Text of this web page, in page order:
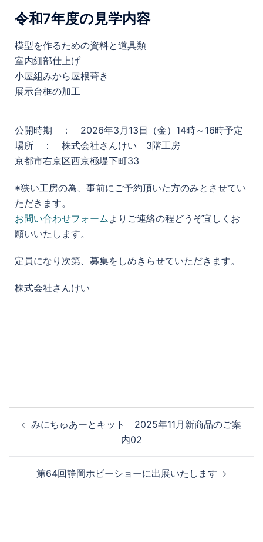
令和7年度の見学内容
模型を作るための資料と道具類
室内細部仕上げ
小屋組みから屋根葺き
展示台框の加工
公開時期 ： 2026年3月13日（金）14時～16時予定
場所 ： 株式会社さんけい 3階工房
京都市右京区西京極堤下町33
※狭い工房の為、事前にご予約頂いた方のみとさせてい
ただきます。
お問い合わせフォーム よりご連絡の程どうぞ宜しくお
願いいたします。
定員になり次第、募集をしめきらせていただきます。
株式会社さんけい
みにちゅあーとキット 2025年11月新商品のご案
内02
第64回静岡ホビーショーに出展いたします